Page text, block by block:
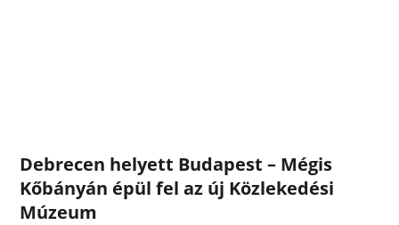
Debrecen helyett Budapest – Mégis
Kőbányán épül fel az új Közlekedési
Múzeum